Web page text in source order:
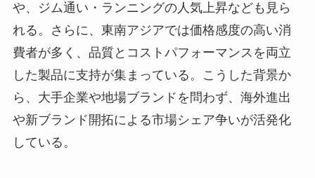
や、ジム通い・ランニングの人気上昇なども見ら
れる。さらに、東南アジアでは価格感度の高い消
費者が多く、品質とコストパフォーマンスを両立
した製品に支持が集まっている。こうした背景か
ら、大手企業や地場ブランドを問わず、海外進出
や新ブランド開拓による市場シェア争いが活発化
している。